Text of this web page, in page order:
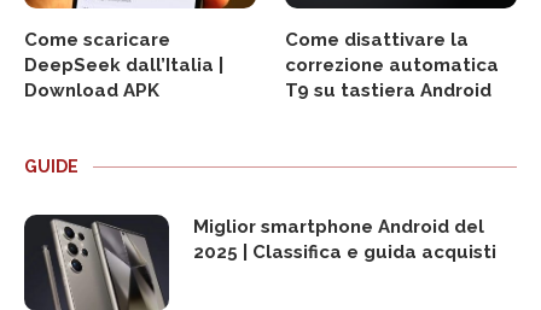
Come scaricare
DeepSeek dall’Italia |
Download APK
Come disattivare la
correzione automatica
T9 su tastiera Android
GUIDE
Miglior smartphone Android del
2025 | Classifica e guida acquisti